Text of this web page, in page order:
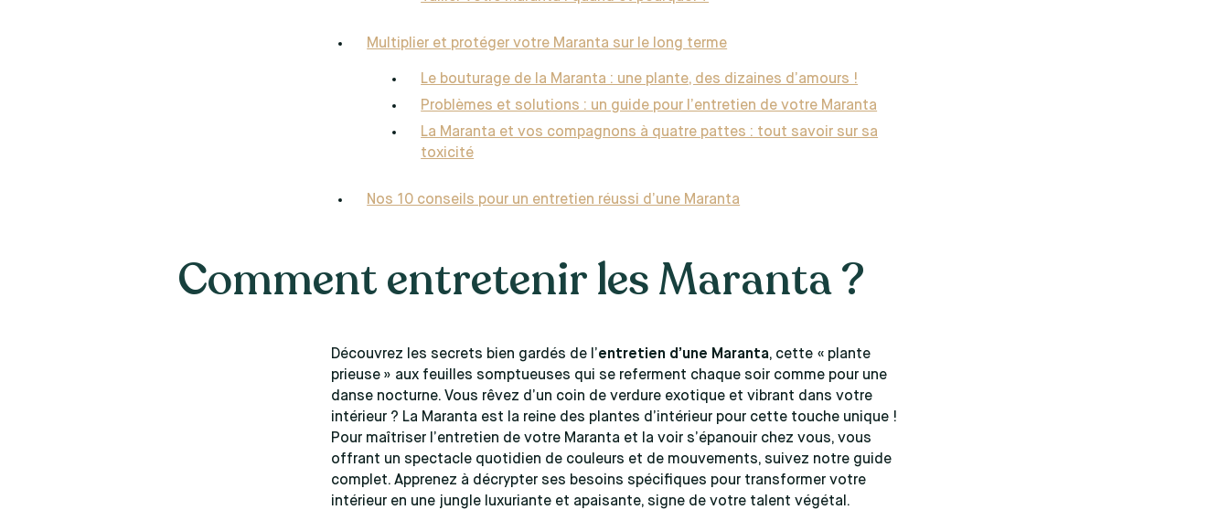
Multiplier et protéger votre Maranta sur le long terme
Le bouturage de la Maranta : une plante, des dizaines d’amours !
Problèmes et solutions : un guide pour l’entretien de votre Maranta
La Maranta et vos compagnons à quatre pattes : tout savoir sur sa
toxicité
Nos 10 conseils pour un entretien réussi d’une Maranta
Comment entretenir les Maranta ?
Découvrez les secrets bien gardés de l’entretien d’une Maranta, cette « plante
prieuse » aux feuilles somptueuses qui se referment chaque soir comme pour une
danse nocturne. Vous rêvez d’un coin de verdure exotique et vibrant dans votre
intérieur ? La Maranta est la reine des plantes d’intérieur pour cette touche unique !
Pour maîtriser l’entretien de votre Maranta et la voir s’épanouir chez vous, vous
offrant un spectacle quotidien de couleurs et de mouvements, suivez notre guide
complet. Apprenez à décrypter ses besoins spécifiques pour transformer votre
intérieur en une jungle luxuriante et apaisante, signe de votre talent végétal.